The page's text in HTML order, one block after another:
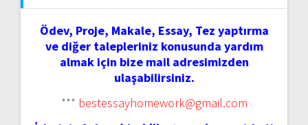
Ödev, Proje, Makale, Essay, Tez yaptırma
ve diğer talepleriniz konusunda yardım
almak için bize mail adresimizden
ulaşabilirsiniz.
*** bestessayhomework@gmail.com